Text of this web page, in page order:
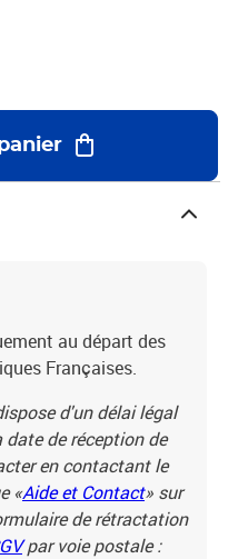
au départ des
Françaises.
d'un délai légal
de réception de
en contactant le
«Aide et Contact» sur
de rétractation
par voie postale :